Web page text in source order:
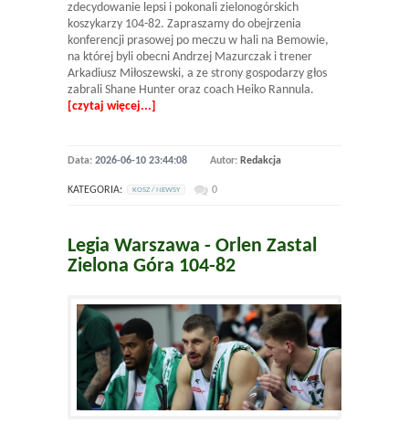
zdecydowanie lepsi i pokonali zielonogórskich
koszykarzy 104-82. Zapraszamy do obejrzenia
konferencji prasowej po meczu w hali na Bemowie,
na której byli obecni Andrzej Mazurczak i trener
Arkadiusz Miłoszewski, a ze strony gospodarzy głos
zabrali Shane Hunter oraz coach Heiko Rannula.
[czytaj więcej...]
Data: 2026-06-10 23:44:08 Autor: Redakcja
KATEGORIA: KOSZ / NEWSY 0
Legia Warszawa - Orlen Zastal
Zielona Góra 104-82